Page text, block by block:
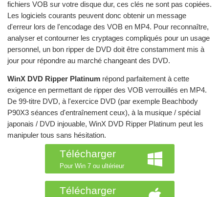
fichiers VOB sur votre disque dur, ces clés ne sont pas copiées.
Les logiciels courants peuvent donc obtenir un message
d'erreur lors de l'encodage des VOB en MP4. Pour reconnaître,
analyser et contourner les cryptages compliqués pour un usage
personnel, un bon ripper de DVD doit être constamment mis à
jour pour répondre au marché changeant des DVD.
WinX DVD Ripper Platinum répond parfaitement à cette
exigence en permettant de ripper des VOB verrouillés en MP4.
De 99-titre DVD, à l'exercice DVD (par exemple Beachbody
P90X3 séances d'entraînement ceux), à la musique / spécial
japonais / DVD injouable, WinX DVD Ripper Platinum peut les
manipuler tous sans hésitation.
Télécharger
Pour Win 7 ou ultérieur
Télécharger